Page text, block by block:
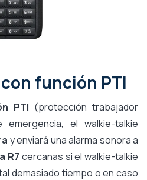
función PTI
PTI (protección trabajador
el walkie-talkie
y enviará una alarma sonora a
R7 cercanas si el walkie-talkie
demasiado tiempo o en caso